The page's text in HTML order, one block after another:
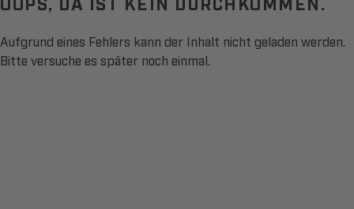
Aufgrund eines Fehlers kann der Inhalt nicht geladen werden.
Bitte versuche es später noch einmal.